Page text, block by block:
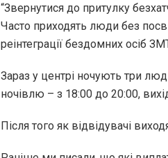
“Звернутися до притулку
Часто приходять люди без
реінтеграції бездомних осіб
Зараз у центрі ночують три
ночівлю – з 18:00 до 20:00,
Після того як відвідувачі